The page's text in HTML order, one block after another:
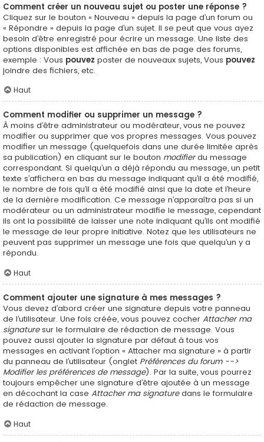
Comment créer un nouveau sujet ou poster une réponse ?
Cliquez sur le bouton « Nouveau » depuis la page d’un forum ou
« Répondre » depuis la page d’un sujet. Il se peut que vous ayez
besoin d’être enregistré pour écrire un message. Une liste des
options disponibles est affichée en bas de page des forums,
exemple : Vous pouvez poster de nouveaux sujets, Vous pouvez
joindre des fichiers, etc.
Haut
Comment modifier ou supprimer un message ?
À moins d’être administrateur ou modérateur, vous ne pouvez
modifier ou supprimer que vos propres messages. Vous pouvez
modifier un message (quelquefois dans une durée limitée après
sa publication) en cliquant sur le bouton modifierdu message
correspondant. Si quelqu’un a déjà répondu au message, un petit
texte s’affichera en bas du message indiquant qu’il a été modifié,
le nombre de fois qu’il a été modifié ainsi que la date et l’heure
de la dernière modification. Ce message n’apparaîtra pas si un
modérateur ou un administrateur modifie le message, cependant
ils ont la possibilité de laisser une note indiquant qu’ils ont modifié
le message de leur propre initiative. Notez que les utilisateurs ne
peuvent pas supprimer un message une fois que quelqu’un y a
répondu.
Haut
Comment ajouter une signature à mes messages ?
Vous devez d’abord créer une signature depuis votre panneau
de l’utilisateur. Une fois créée, vous pouvez cocher Attacher ma
signaturesur le formulaire de rédaction de message. Vous
pouvez aussi ajouter la signature par défaut à tous vos
messages en activant l’option « Attacher ma signature » à partir
du panneau de l’utilisateur (onglet Préférences du forum -->
Modifier les préférences de message). Par la suite, vous pourrez
toujours empêcher une signature d’être ajoutée à un message
en décochant la case Attacher ma signaturedans le formulaire
de rédaction de message.
Haut